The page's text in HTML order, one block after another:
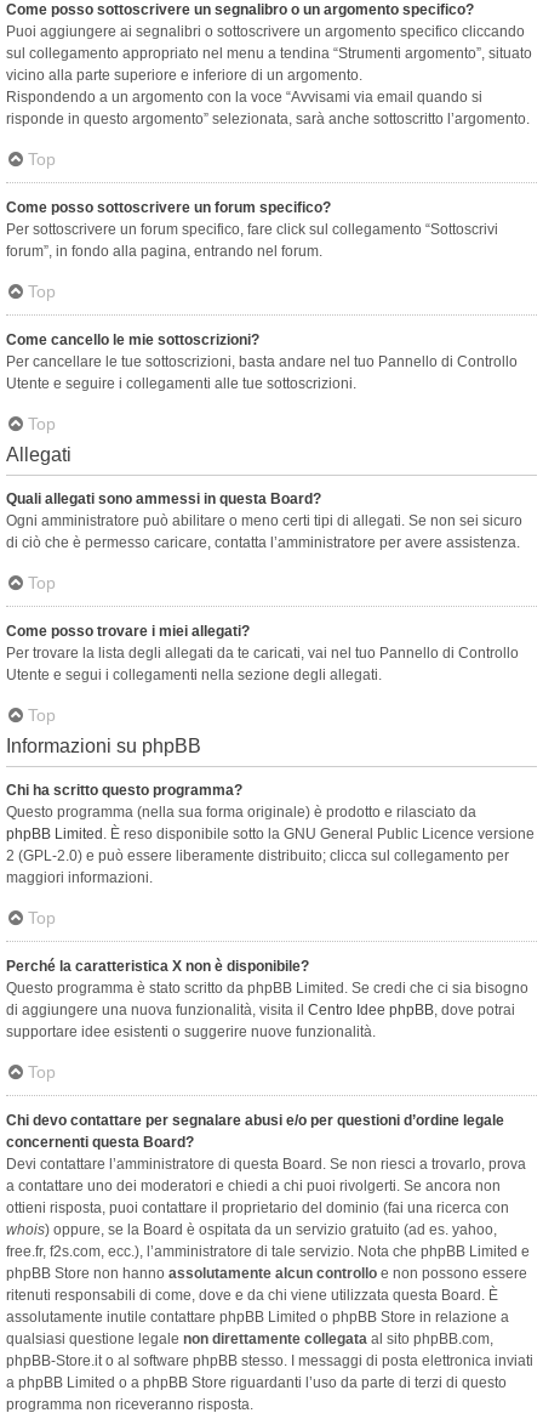
Come posso sottoscrivere un segnalibro o un argomento specifico?
Puoi aggiungere ai segnalibri o sottoscrivere un argomento specifico cliccando
sul collegamento appropriato nel menu a tendina “Strumenti argomento”, situato
vicino alla parte superiore e inferiore di un argomento.
Rispondendo a un argomento con la voce “Avvisami via email quando si
risponde in questo argomento” selezionata, sarà anche sottoscritto l’argomento.
Top
Come posso sottoscrivere un forum specifico?
Per sottoscrivere un forum specifico, fare click sul collegamento “Sottoscrivi
forum”, in fondo alla pagina, entrando nel forum.
Top
Come cancello le mie sottoscrizioni?
Per cancellare le tue sottoscrizioni, basta andare nel tuo Pannello di Controllo
Utente e seguire i collegamenti alle tue sottoscrizioni.
Top
Allegati
Quali allegati sono ammessi in questa Board?
Ogni amministratore può abilitare o meno certi tipi di allegati. Se non sei sicuro
di ciò che è permesso caricare, contatta l’amministratore per avere assistenza.
Top
Come posso trovare i miei allegati?
Per trovare la lista degli allegati da te caricati, vai nel tuo Pannello di Controllo
Utente e segui i collegamenti nella sezione degli allegati.
Top
Informazioni su phpBB
Chi ha scritto questo programma?
Questo programma (nella sua forma originale) è prodotto e rilasciato da
phpBB Limited . È reso disponibile sotto la GNU General Public Licence versione
2 (GPL-2.0) e può essere liberamente distribuito; clicca sul collegamento per
maggiori informazioni.
Top
Perché la caratteristica X non è disponibile?
Questo programma è stato scritto da phpBB Limited. Se credi che ci sia bisogno
di aggiungere una nuova funzionalità, visita il Centro Idee phpBB, dove potrai
supportare idee esistenti o suggerire nuove funzionalità.
Top
Chi devo contattare per segnalare abusi e/o per questioni d’ordine legale
concernenti questa Board?
Devi contattare l’amministratore di questa Board. Se non riesci a trovarlo, prova
a contattare uno dei moderatori e chiedi a chi puoi rivolgerti. Se ancora non
ottieni risposta, puoi contattare il proprietario del dominio (fai una ricerca con
whois) oppure, se la Board è ospitata da un servizio gratuito (ad es. yahoo,
free.fr, f2s.com, ecc.), l’amministratore di tale servizio. Nota che phpBB Limited e
phpBB Store non hanno assolutamente alcun controllo e non possono essere
ritenuti responsabili di come, dove e da chi viene utilizzata questa Board. È
assolutamente inutile contattare phpBB Limited o phpBB Store in relazione a
qualsiasi questione legale non direttamente collegata al sito phpBB.com,
phpBB-Store.it o al software phpBB stesso. I messaggi di posta elettronica inviati
a phpBB Limited o a phpBB Store riguardanti l’uso da parte di terzi di questo
programma non riceveranno risposta.